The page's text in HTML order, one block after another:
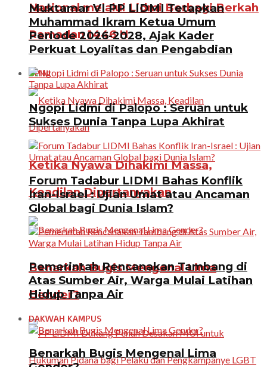
Nasional melalui Lidmi Berbagi Berkah
Ramadan 1446 H
OPINI
Ketika Nyawa Dihakimi Massa,
Keadilan Dipertanyakan
Benarkah Bugis Mengenal Lima
Gender?
Muktamar VI PP LIDMI Tetapkan
Muhammad Ikram Ketua Umum
Periode 2026-2028, Ajak Kader
Perkuat Loyalitas dan Pengabdian
Ngopi Lidmi di Palopo : Seruan untuk
Sukses Dunia Tanpa Lupa Akhirat
Forum Tadabur LIDMI Bahas Konflik
Iran-Israel : Ujian Umat atau Ancaman
Global bagi Dunia Islam?
Pemerintah Rencanakan Tambang di
Atas Sumber Air, Warga Mulai Latihan
Hidup Tanpa Air
DAKWAH KAMPUS
Benarkah Bugis Mengenal Lima